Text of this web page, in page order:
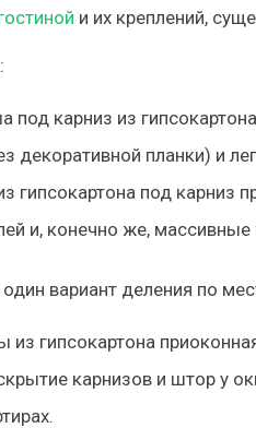
и их креплений,
под карниз из
декоративной планки) и
гипсокартона под
и, конечно же, массивные
вариант деления по
гипсокартона
карнизов и штор у